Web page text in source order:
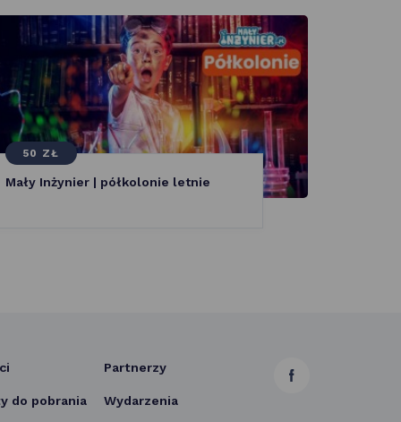
50 ZŁ
Mały Inżynier | półkolonie letnie
Partnerzy
do pobrania Wydarzenia
link